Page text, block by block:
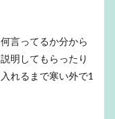
言ってるか分から
明してもらったり
れるまで寒い外で1